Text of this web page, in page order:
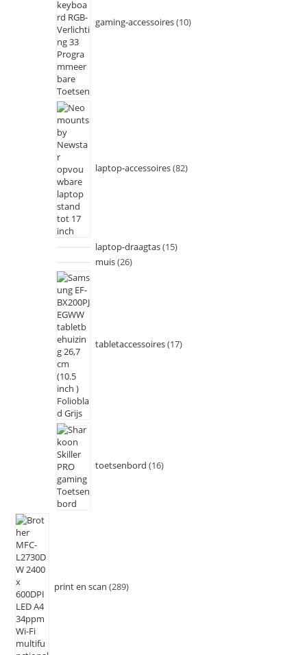
gaming-accessoires 10
laptop-accessoires 82
laptop-draagtas 15
muis 26
tabletaccessoires 17
toetsenbord 16
print en scan 289